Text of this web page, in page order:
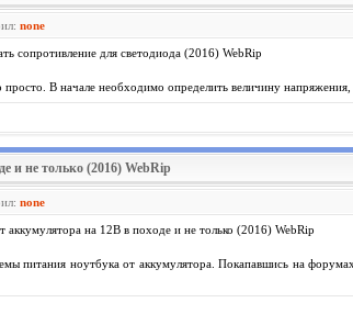
none
В начале необходимо определить величину напряжения,
и не только (2016) WebRip
none
питания ноутбука от аккумулятора. Покапавшись на